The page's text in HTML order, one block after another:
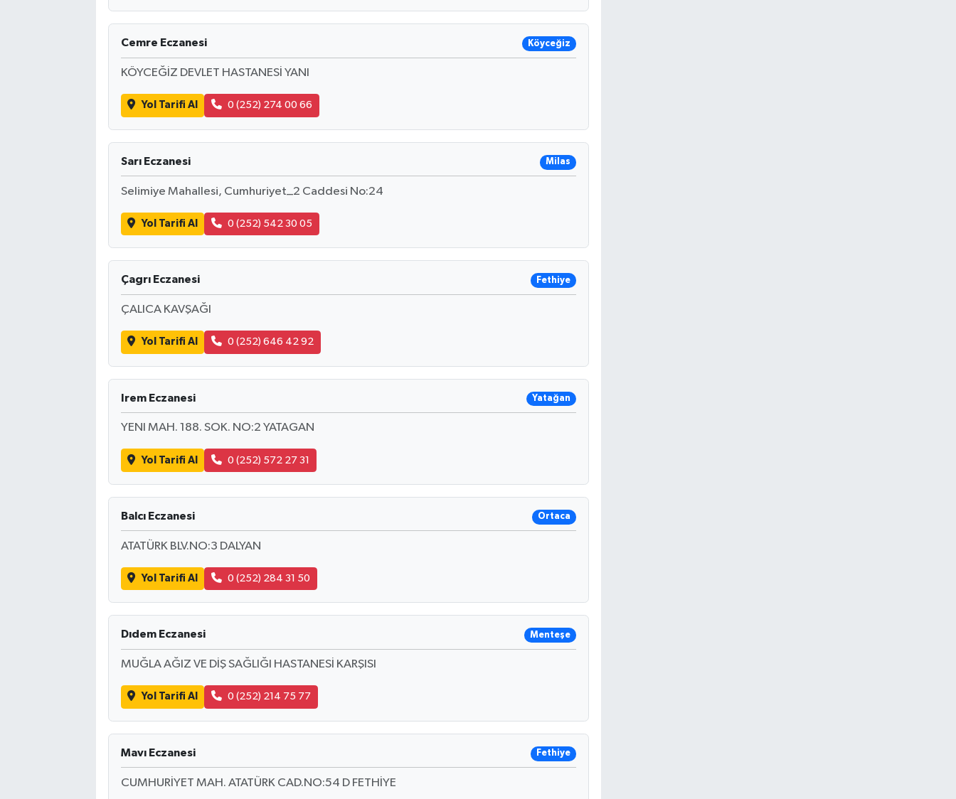
Cemre Eczanesi Köyceğiz
KÖYCEĞİZ DEVLET HASTANESİ YANI
Yol Tarifi Al 0 (252) 274 00 66
Sarı Eczanesi Milas
Selimiye Mahallesi, Cumhuriyet_2 Caddesi No:24
Yol Tarifi Al 0 (252) 542 30 05
Çagrı Eczanesi Fethiye
ÇALICA KAVŞAĞI
Yol Tarifi Al 0 (252) 646 42 92
Irem Eczanesi Yatağan
YENI MAH. 188. SOK. NO:2 YATAGAN
Yol Tarifi Al 0 (252) 572 27 31
Balcı Eczanesi Ortaca
ATATÜRK BLV.NO:3 DALYAN
Yol Tarifi Al 0 (252) 284 31 50
Dıdem Eczanesi Menteşe
MUĞLA AĞIZ VE DİŞ SAĞLIĞI HASTANESİ KARŞISI
Yol Tarifi Al 0 (252) 214 75 77
Mavı Eczanesi Fethiye
CUMHURİYET MAH. ATATÜRK CAD.NO:54 D FETHİYE